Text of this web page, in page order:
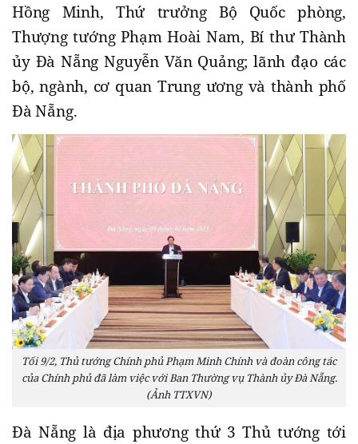
Hồng Minh, Thứ trưởng Bộ Quốc phòng,
Thượng tướng Phạm Hoài Nam, Bí thư Thành
ủy Đà Nẵng Nguyễn Văn Quảng; lãnh đạo các
bộ, ngành, cơ quan Trung ương và thành phố
Đà Nẵng.
Tối 9/2, Thủ tướng Chính phủ Phạm Minh Chính và đoàn công tác
của Chính phủ đã làm việc với Ban Thường vụ Thành ủy Đà Nẵng.
(Ảnh TTXVN)
Đà Nẵng là địa phương thứ 3 Thủ tướng tới